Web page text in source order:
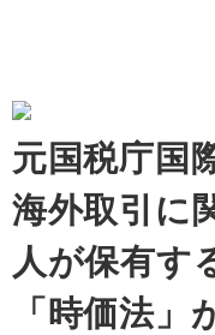
元国税庁国
海外取引に
人が保有す
「時価法」